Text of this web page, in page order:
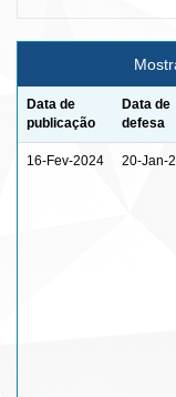
Data de
publicação
Data de
defesa
16-Fev-2024 20-Jan-